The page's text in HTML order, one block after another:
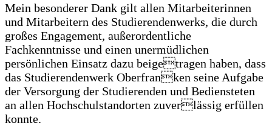
Mein besonderer Dank gilt allen Mitarbeiterinnen
und Mitarbeitern des Studierendenwerks, die durch
großes Engagement, außerordentliche
Fachkenntnisse und einen unermüdlichen
persönlichen Einsatz dazu beigetragen haben, dass
das Studierendenwerk Oberfranken seine Aufgabe
der Versorgung der Studierenden und Bediensteten
an allen Hochschulstandorten zuverlässig erfüllen
konnte.